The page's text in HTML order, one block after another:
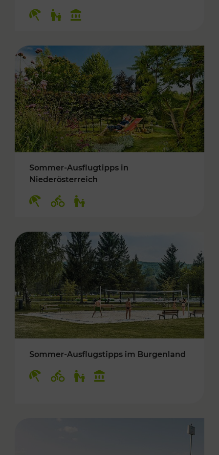
Sommer-Ausflugtipps in
Niederösterreich
Sommer-Ausflugstipps im Burgenland